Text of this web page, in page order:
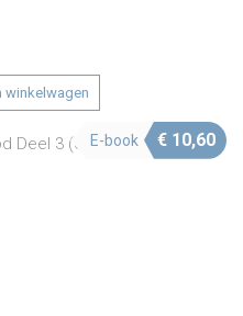
winkelwagen
E-book € 10,60